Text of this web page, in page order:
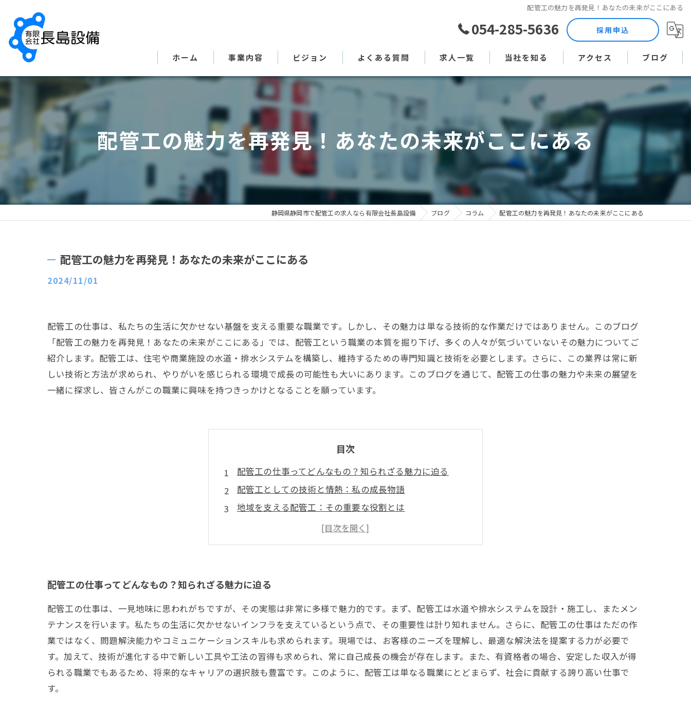
配管工の魅力を再発見！あなたの未来がここにある
054-285-5636 採用申込
ホーム 事業内容 ビジョン よくある質問 求人一覧 当社を知る
土木作業員
現場監督
未経験
直行直帰
アクセス ブログ
コラム
配管工の魅力を再発見！あなたの未来がここにある
静岡県静岡市で配管工の求人なら有限会社長島設備 ブログ コラム 配管工の魅力を再発見！あなたの未来がここにある
配管工の魅力を再発見！あなたの未来がここにある
2024/11/01
配管工の仕事は、私たちの生活に欠かせない基盤を支える重要な職業です。しかし、その魅力は単なる技術的な作業だけではありません。このブログ
「配管工の魅力を再発見！あなたの未来がここにある」では、配管工という職業の本質を掘り下げ、多くの人々が気づいていないその魅力についてご
紹介します。配管工は、住宅や商業施設の水道・排水システムを構築し、維持するための専門知識と技術を必要とします。さらに、この業界は常に新
しい技術と方法が求められ、やりがいを感じられる環境で成長の可能性も大いにあります。このブログを通じて、配管工の仕事の魅力や未来の展望を
一緒に探求し、皆さんがこの職業に興味を持つきっかけとなることを願っています。
目次
配管工の仕事ってどんなもの？知られざる魅力に迫る
配管工としての技術と情熱：私の成長物語
地域を支える配管工：その重要な役割とは
新技術と挑戦の連続！配管工の未来が開く扉
配管工の魅力を再発見！あなたの未来がここにある
あなたも配管工になれる！役立つスキルとチャンス
配管工の仕事ってどんなもの？知られざる魅力に迫る
配管工の仕事は、一見地味に思われがちですが、その実態は非常に多様で魅力的です。まず、配管工は水道や排水システムを設計・施工し、またメン
テナンスを行います。私たちの生活に欠かせないインフラを支えているという点で、その重要性は計り知れません。さらに、配管工の仕事はただの作
業ではなく、問題解決能力やコミュニケーションスキルも求められます。現場では、お客様のニーズを理解し、最適な解決法を提案する力が必要で
す。加えて、技術が進化する中で新しい工具や工法の習得も求められ、常に自己成長の機会が存在します。また、有資格者の場合、安定した収入が得
られる職業でもあるため、将来的なキャリアの選択肢も豊富です。このように、配管工は単なる職業にとどまらず、社会に貢献する誇り高い仕事で
す。